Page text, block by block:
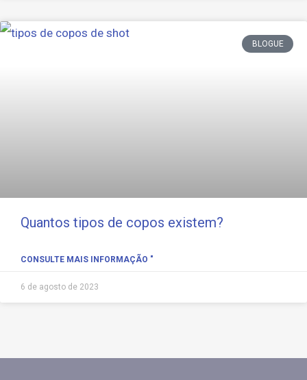
BLOGUE
Quantos tipos de copos existem?
CONSULTE MAIS INFORMAÇÃO "
6 de agosto de 2023